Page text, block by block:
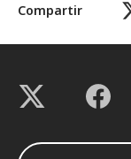
Compartir